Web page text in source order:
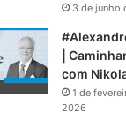
3 de junho
|
com
1 de
2026